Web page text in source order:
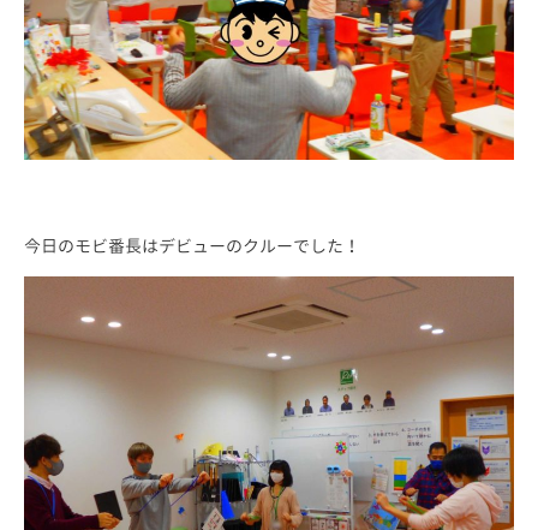
今日のモビ番長はデビューのクルーでした！